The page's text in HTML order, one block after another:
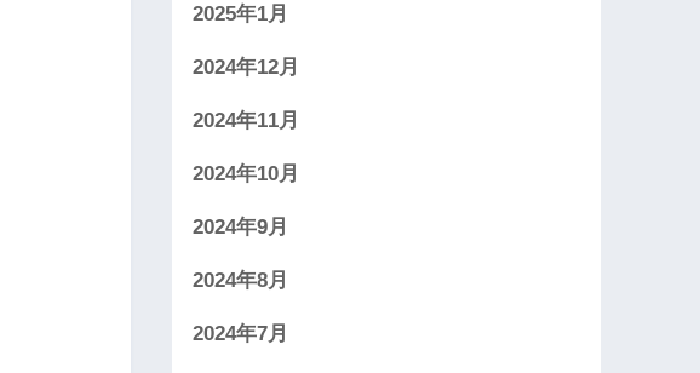
2025年1月
2024年12月
2024年11月
2024年10月
2024年9月
2024年8月
2024年7月